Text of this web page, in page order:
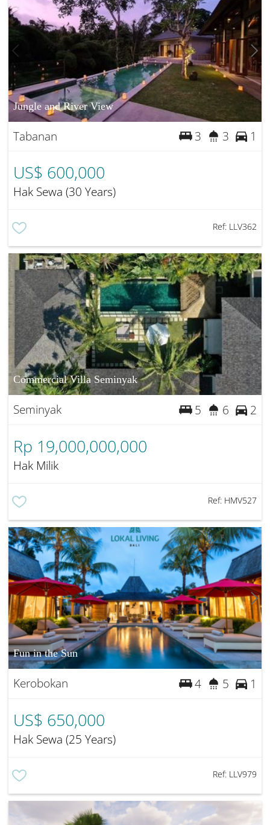
Jungle and River View
Tabanan 3 3 1
US$ 600,000
Hak Sewa (30 Years)
Ref: LLV362
Commercial Villa Seminyak
Seminyak 5 6 2
Rp 19,000,000,000
Hak Milik
Ref: HMV527
Fun in the Sun
Kerobokan 4 5 1
US$ 650,000
Hak Sewa (25 Years)
Ref: LLV979